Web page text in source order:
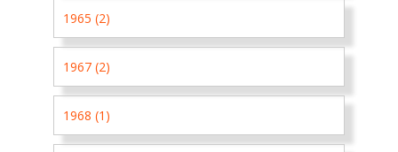
1965 (2)
1967 (2)
1968 (1)